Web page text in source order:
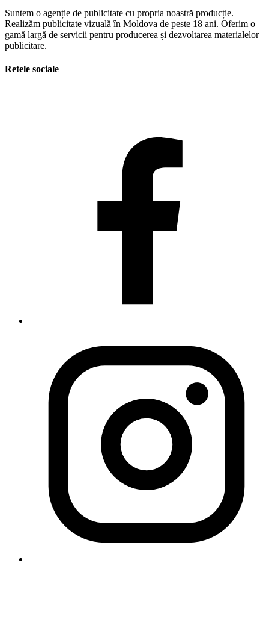
Suntem o agenție de publicitate cu propria noastră producție.
Realizăm publicitate vizuală în Moldova de peste 18 ani. Oferim o
gamă largă de servicii pentru producerea și dezvoltarea materialelor
publicitare.
Retele sociale